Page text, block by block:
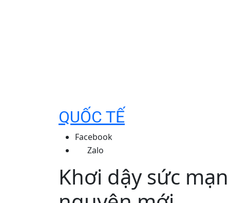
QUỐC TẾ
Facebook
Zalo
Khơi dậy sức